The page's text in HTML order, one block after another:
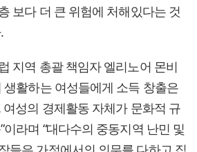
보다 더 큰 위험에 처해있다는 것
지역 총괄 책임자 엘리노어 몬비
생활하는 여성들에게 소득 창출은
성의 경제활동 자체가 문화적 규
이라며 “대다수의 중동지역 난민 및